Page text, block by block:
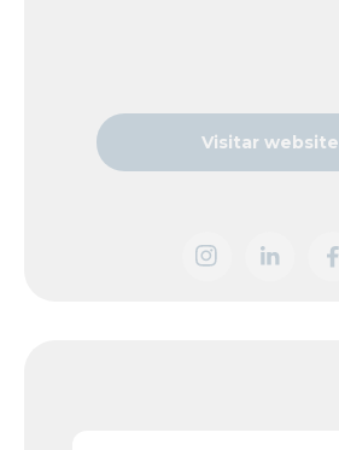
Visitar website